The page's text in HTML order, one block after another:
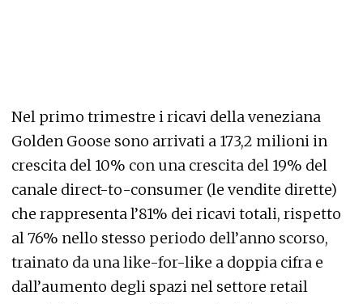
Nel primo trimestre i ricavi della veneziana
Golden Goose sono arrivati a 173,2 milioni in
crescita del 10% con una crescita del 19% del
canale direct-to-consumer (le vendite dirette)
che rappresenta l’81% dei ricavi totali, rispetto
al 76% nello stesso periodo dell’anno scorso,
trainato da una like-for-like a doppia cifra e
dall’aumento degli spazi nel settore retail